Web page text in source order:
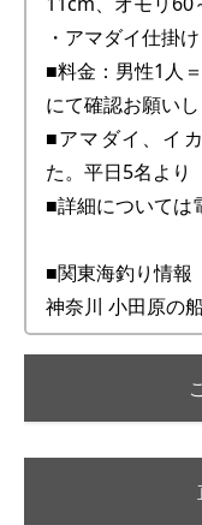
・アマダイ仕掛
■料金：男性1人
にて確認お願いし
■アマダイ、イ
た。平日5名より
■詳細については
■関東海釣り情報
神奈川 小田原の